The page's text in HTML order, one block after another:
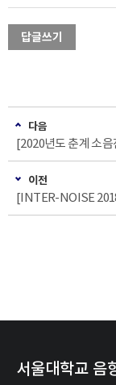
답글쓰기
다음
[2020년도 춘계 소
이전
[INTER-NOISE
서울대학교 음